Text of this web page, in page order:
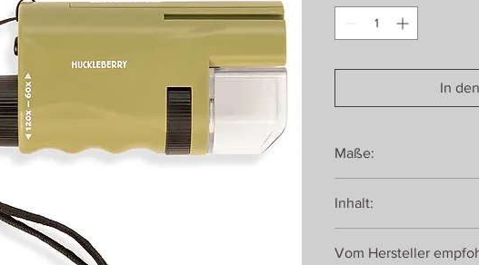
In
Maße:
Inhalt:
1x AA-Batterie
Vom Hersteller